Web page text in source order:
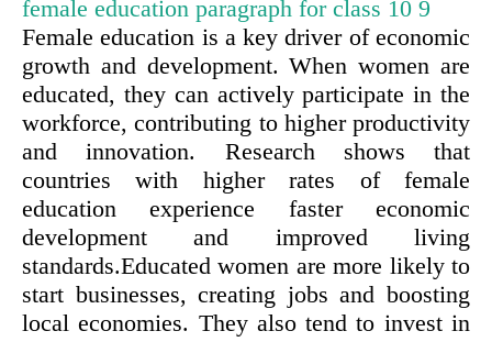
female education paragraph for class 10 9
Female education is a key driver of economic
growth and development. When women are
educated, they can actively participate in the
workforce, contributing to higher productivity
and innovation. Research shows that
countries with higher rates of female
education experience faster economic
development and improved living
standards.Educated women are more likely to
start businesses, creating jobs and boosting
local economies. They also tend to invest in